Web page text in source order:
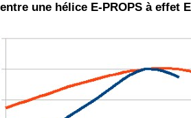
entre une hélice E-PROPS à effet